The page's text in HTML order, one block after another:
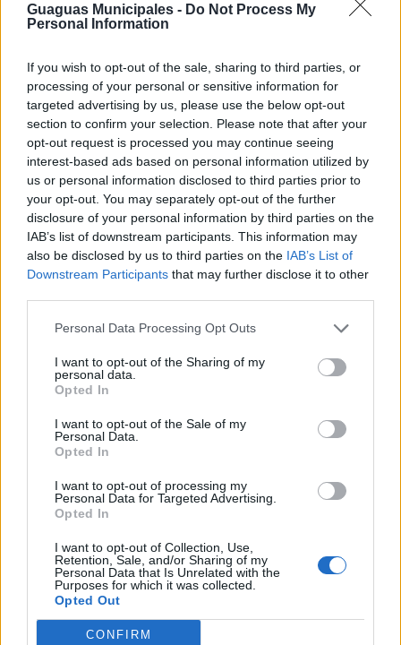
Guaguas Municipales - Do Not Process My
Personal Information
If you wish to opt-out of the sale, sharing to third parties, or
processing of your personal or sensitive information for
targeted advertising by us, please use the below opt-out
section to confirm your selection. Please note that after your
opt-out request is processed you may continue seeing
interest-based ads based on personal information utilized by
us or personal information disclosed to third parties prior to
your opt-out. You may separately opt-out of the further
disclosure of your personal information by third parties on the
IAB’s list of downstream participants. This information may
also be disclosed by us to third parties on the IAB’s List of
Downstream Participants that may further disclose it to other
Personal Data Processing Opt Outs
I want to opt-out of the Sharing of my
personal data.
Opted In
I want to opt-out of the Sale of my
Personal Data.
Opted In
I want to opt-out of processing my
Personal Data for Targeted Advertising.
Opted In
I want to opt-out of Collection, Use,
Retention, Sale, and/or Sharing of my
Personal Data that Is Unrelated with the
Purposes for which it was collected.
Opted Out
CONFIRM
Los organizadores del Día Internacional de la Juventud
latina, kayak, pádel surf, bodyboard, surf, fútbol playa,
buceo en apnea, voley playa y gymkhana, entre otras
actividades, que se llevarán a cabo en las playas de Las
Canteras, junto al Auditorio Alfredo Kraus, y en las
Alcaravaneras. Además, el evento cuenta con talleres
de bailes urbanos y acciones informativas de los
servicios que presta la consejería de Educación y
Juventud del Cabildo Insular.
El plazo de inscripción para participar en el Día
Internacional de la Juventud finalizó el pasado viernes
y, según los organizadores del evento, se han cubierto
todas las plazas previstas. En esta ocasión, 250
jóvenes de la capital grancanaria podrán moverse por la
validado en la canceladora del conductor.
Guaguas Municipales activa un
dispositivo especial de transporte
con cuatro vehículos exclusivos
desde Puerto y Teatro hacia el
Estadio para el partido entre UD Las
Palmas y CD Tenerife
11/08/2015
de agosto, la línea especial ‘Fútbol’ con conexiones